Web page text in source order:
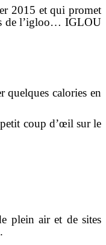
2015 et qui promet
de l’igloo… IGLOU
quelques calories en
coup d’œil sur le
plein air et de sites